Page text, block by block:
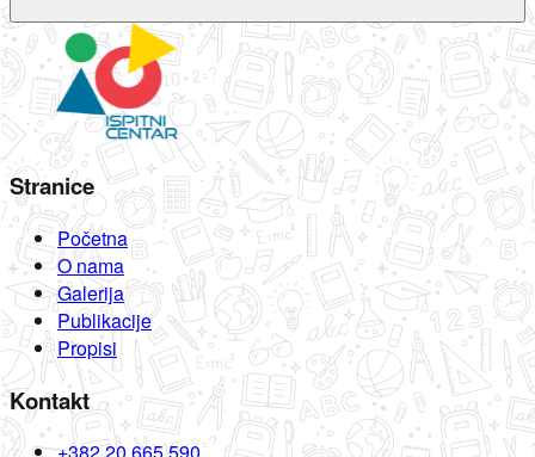
Stranice
Početna
O nama
Galerija
Publikacije
Propisi
Kontakt